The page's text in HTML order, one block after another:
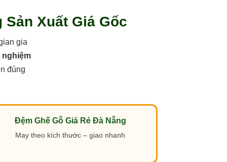
Xuất Giá Gốc
gia
đúng
Đệm Ghế Gỗ Giá Rẻ Đà Nẵng
May theo kích thước – giao nhanh